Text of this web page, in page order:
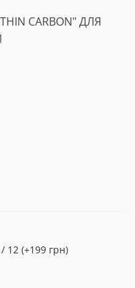
CARBON" ДЛЯ
12 (+199 грн)